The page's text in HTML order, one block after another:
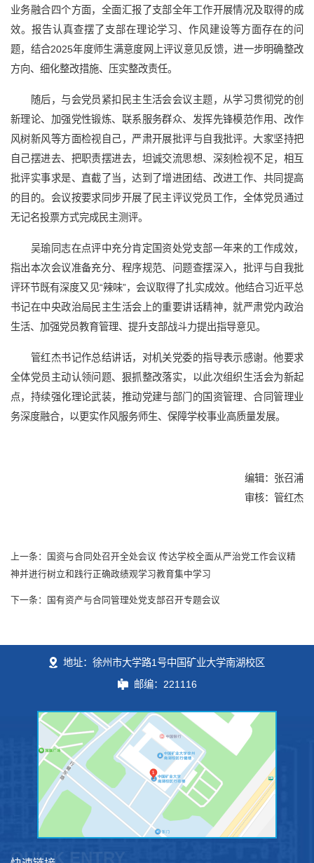
业务融合四个方面，全面汇报了支部全年工作开展情况及取得的成
效。报告认真查摆了支部在理论学习、作风建设等方面存在的问
题，结合2025年度师生满意度网上评议意见反馈，进一步明确整改
方向、细化整改措施、压实整改责任。
随后，与会党员紧扣民主生活会会议主题，从学习贯彻党的创
新理论、加强党性锻炼、联系服务群众、发挥先锋模范作用、改作
风树新风等方面检视自己，严肃开展批评与自我批评。大家坚持把
自己摆进去、把职责摆进去，坦诚交流思想、深刻检视不足，相互
批评实事求是、直截了当，达到了增进团结、改进工作、共同提高
的目的。会议按要求同步开展了民主评议党员工作，全体党员通过
无记名投票方式完成民主测评。
吴瑜同志在点评中充分肯定国资处党支部一年来的工作成效，
指出本次会议准备充分、程序规范、问题查摆深入，批评与自我批
评环节既有深度又见“辣味”，会议取得了扎实成效。他结合习近平总
书记在中央政治局民主生活会上的重要讲话精神，就严肃党内政治
生活、加强党员教育管理、提升支部战斗力提出指导意见。
管红杰书记作总结讲话，对机关党委的指导表示感谢。他要求
全体党员主动认领问题、狠抓整改落实，以此次组织生活会为新起
点，持续强化理论武装，推动党建与部门的国资管理、合同管理业
务深度融合，以更实作风服务师生、保障学校事业高质量发展。
编辑：张召浦
审核：管红杰
上一条：国资与合同处召开全处会议 传达学校全面从严治党工作会议精
神并进行树立和践行正确政绩观学习教育集中学习
下一条：国有资产与合同管理处党支部召开专题会议
地址：徐州市大学路1号中国矿业大学南湖校区
邮编：221116
QUICK ENTRY